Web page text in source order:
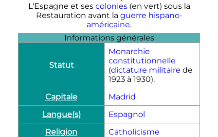
L'Espagne et ses colonies(en vert) sous la
Restauration avant la guerre hispano-
américaine.
Informations générales
Statut
Monarchie
constitutionnelle
(dictature militaire de
1923 à 1930).
Capitale
Madrid
Langue(s)
Espagnol
Religion
Catholicisme